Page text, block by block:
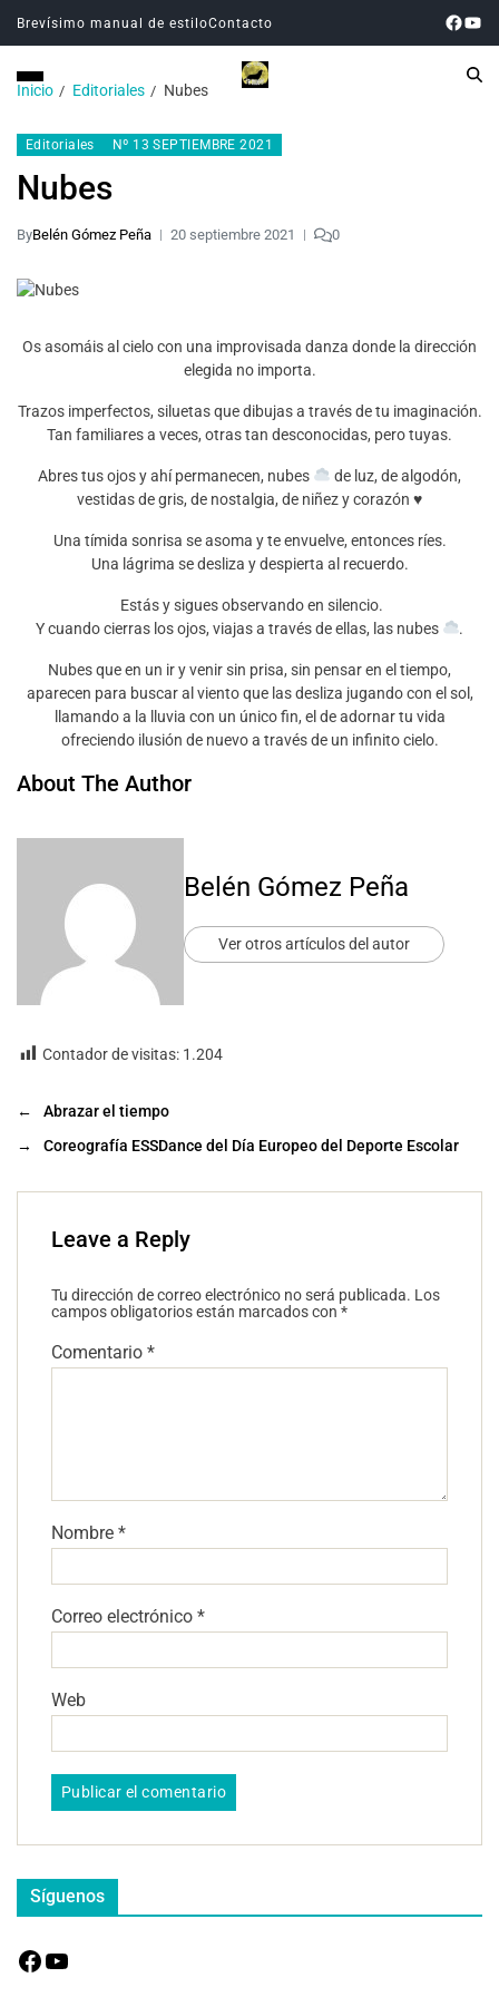
Brevísimo manual de estiloContacto
Inicio Editoriales Nubes
Editoriales Nº 13 SEPTIEMBRE 2021
Nubes
ByBelén Gómez Peña 20 septiembre 2021 0
Os asomáis al cielo con una improvisada danza donde la dirección
elegida no importa.
Trazos imperfectos, siluetas que dibujas a través de tu imaginación.
Tan familiares a veces, otras tan desconocidas, pero tuyas.
Abres tus ojos y ahí permanecen, nubes
de luz, de algodón,
vestidas de gris, de nostalgia, de niñez y corazón ♥️
Una tímida sonrisa se asoma y te envuelve, entonces ríes.
Una lágrima se desliza y despierta al recuerdo.
Estás y sigues observando en silencio.
Y cuando cierras los ojos, viajas a través de ellas, las nubes
.
Nubes que en un ir y venir sin prisa, sin pensar en el tiempo,
aparecen para buscar al viento que las desliza jugando con el sol,
llamando a la lluvia con un único fin, el de adornar tu vida
ofreciendo ilusión de nuevo a través de un infinito cielo.
About The Author
Belén Gómez Peña
Ver otros artículos del autor
Contador de visitas: 1.204
←
Abrazar el tiempo
→
Coreografía ESSDance del Día Europeo del Deporte Escolar
Leave a Reply
Tu dirección de correo electrónico no será publicada. Los
campos obligatorios están marcados con *
Comentario *
Nombre *
Correo electrónico *
Web
Síguenos